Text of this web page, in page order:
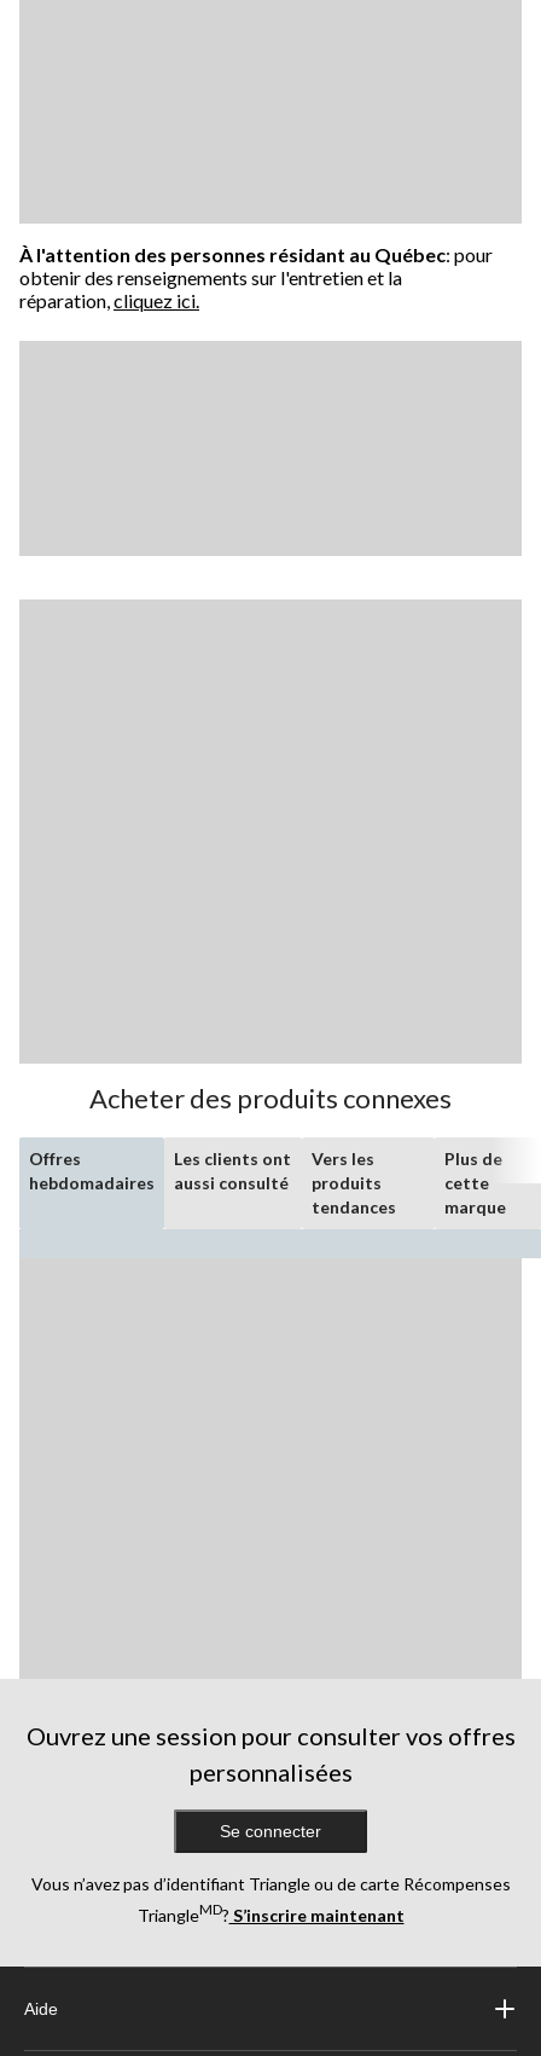
À l'attention des personnes résidant au Québec: pour
obtenir des renseignements sur l'entretien et la
réparation,cliquez ici.
Acheter des produits connexes
Offres
hebdomadaires
Les clients ont
aussi consulté
Vers les
produits
tendances
Plus de
cette
marque
Ouvrez une session pour consulter vos offres
personnalisées
Se connecter
Vous n’avez pas d’identifiant Triangle ou de carte Récompenses
TriangleMD? S’inscrire maintenant
Aide